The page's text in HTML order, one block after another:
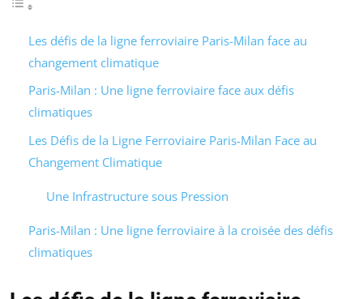
Les défis de la ligne ferroviaire Paris-Milan face au
changement climatique
Paris-Milan : Une ligne ferroviaire face aux défis
climatiques
Les Défis de la Ligne Ferroviaire Paris-Milan Face au
Changement Climatique
Une Infrastructure sous Pression
Paris-Milan : Une ligne ferroviaire à la croisée des défis
climatiques